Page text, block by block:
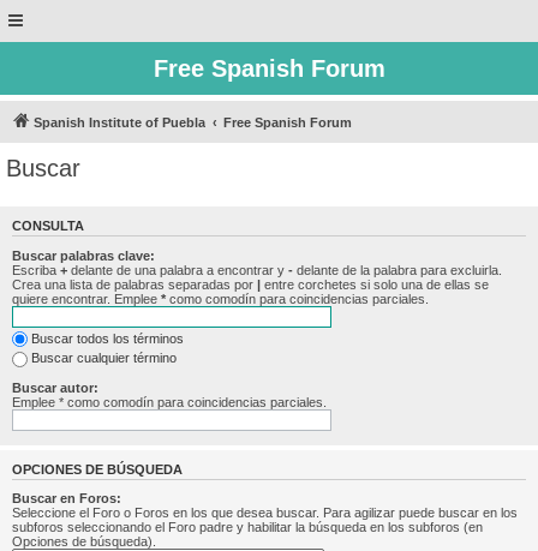
Free Spanish Forum
Spanish Institute of Puebla Free Spanish Forum
Buscar
CONSULTA
Buscar palabras clave:
Escriba + delante de una palabra a encontrar y - delante de la palabra para excluirla.
Crea una lista de palabras separadas por | entre corchetes si solo una de ellas se
quiere encontrar. Emplee * como comodín para coincidencias parciales.
Buscar todos los términos
Buscar cualquier término
Buscar autor:
Emplee * como comodín para coincidencias parciales.
OPCIONES DE BÚSQUEDA
Buscar en Foros:
Seleccione el Foro o Foros en los que desea buscar. Para agilizar puede buscar en los
subforos seleccionando el Foro padre y habilitar la búsqueda en los subforos (en
Opciones de búsqueda).